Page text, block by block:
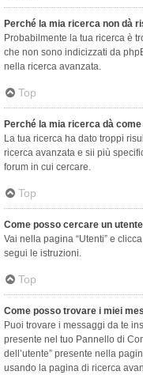
Perché la mia ricerca non dà
Probabilmente la tua ricerca è
che non sono indicizzati da
nella ricerca avanzata.
Top
Perché la mia ricerca dà
La tua ricerca ha dato troppi
ricerca avanzata e sii più
forum in cui cercare.
Top
Come posso cercare un
Vai nella pagina “Utenti” e
segui le istruzioni.
Top
Come posso trovare i miei
Puoi trovare i messaggi da te
presente nel tuo Pannello di
dell’utente” presente nella
usando la pagina di ricerca